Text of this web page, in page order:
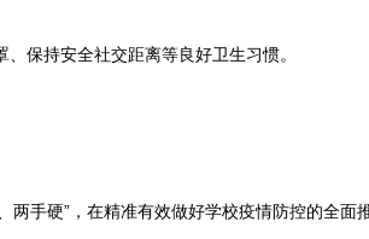
保持安全社交距离等良好卫生习惯。
手硬”，在精准有效做好学校疫情防控的全面